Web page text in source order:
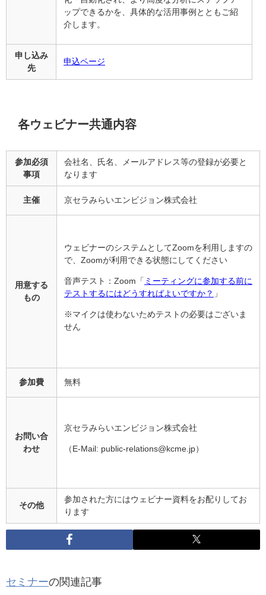
ップできるかを、具体的な活用事例とともご紹
介します。
申し込み
先
申込ページ
各ウェビナー共通内容
参加必須
事項
会社名、氏名、メールアドレス等の登録が必要と
なります
主催 京セラみらいエンビジョン株式会社
用意する
もの
ウェビナーのシステムとしてZoomを利用しますの
で、Zoomが利用できる状態にしてください
音声テスト：Zoom「 ミーティングに参加する前に
テストするにはどうすればよいですか？ 」
※マイクは使わないためテストの必要はございま
せん
参加費 無料
お問い合
わせ
京セラみらいエンビジョン株式会社
（E-Mail: public-relations@kcme.jp）
その他
参加された方にはウェビナー資料をお配りしてお
ります
セミナーの関連記事